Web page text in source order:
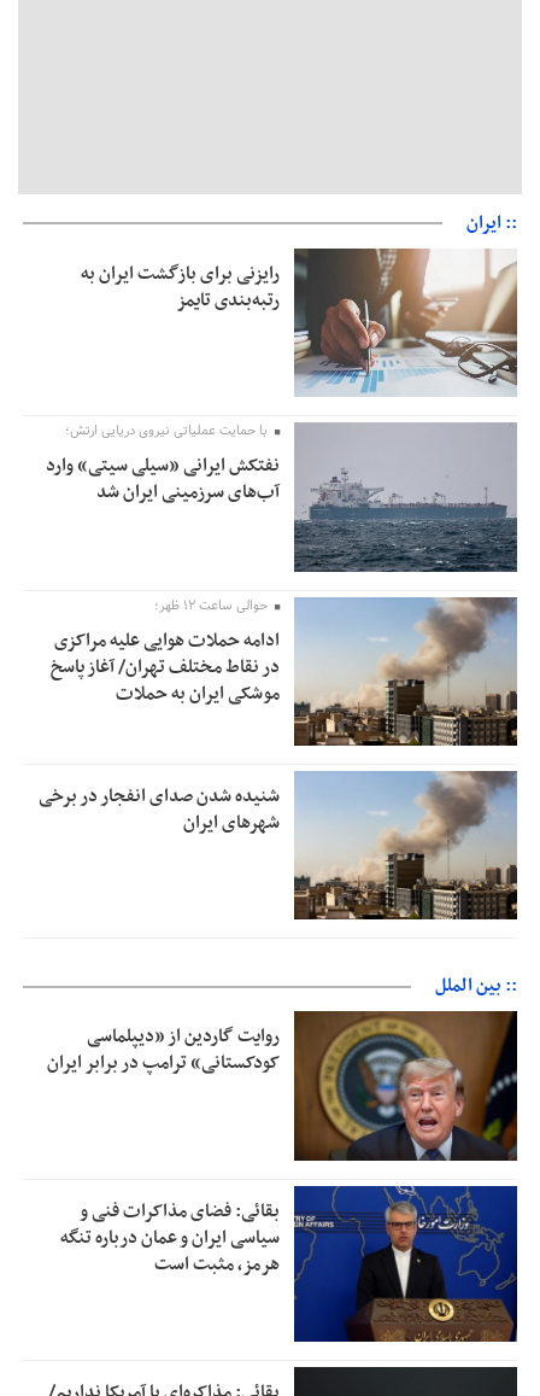
:: ایران
رایزنی برای بازگشت ایران به
رتبه‌بندی تایمز
با حمایت عملیاتی نیروی دریایی ارتش؛
نفتکش ایرانی «سیلی سیتی» وارد
آب‌های سرزمینی ایران شد
حوالی ساعت ۱۲ ظهر؛
ادامه حملات هوایی علیه مراکزی
در نقاط مختلف تهران/ آغاز پاسخ
موشکی ایران به حملات
شنیده شدن صدای انفجار در برخی
شهرهای ایران
:: بین الملل
روایت گاردین از «دیپلماسی
کودکستانی» ترامپ در برابر ایران
بقائی: فضای مذاکرات فنی و
سیاسی ایران و عمان درباره تنگه
هرمز، مثبت است